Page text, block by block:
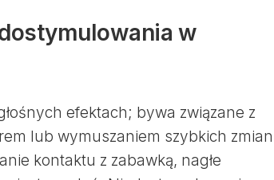
w
efektach; bywa związane z
lub wymuszaniem szybkich zmian
kontaktu z zabawką, nagłe